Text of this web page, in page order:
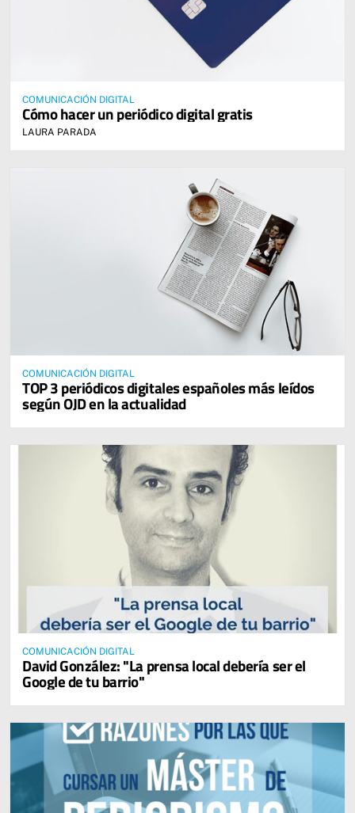
COMUNICACIÓN DIGITAL
Cómo hacer un periódico digital gratis
LAURA PARADA
COMUNICACIÓN DIGITAL
TOP 3 periódicos digitales españoles más leídos
según OJD en la actualidad
COMUNICACIÓN DIGITAL
David González: "La prensa local debería ser el
Google de tu barrio"